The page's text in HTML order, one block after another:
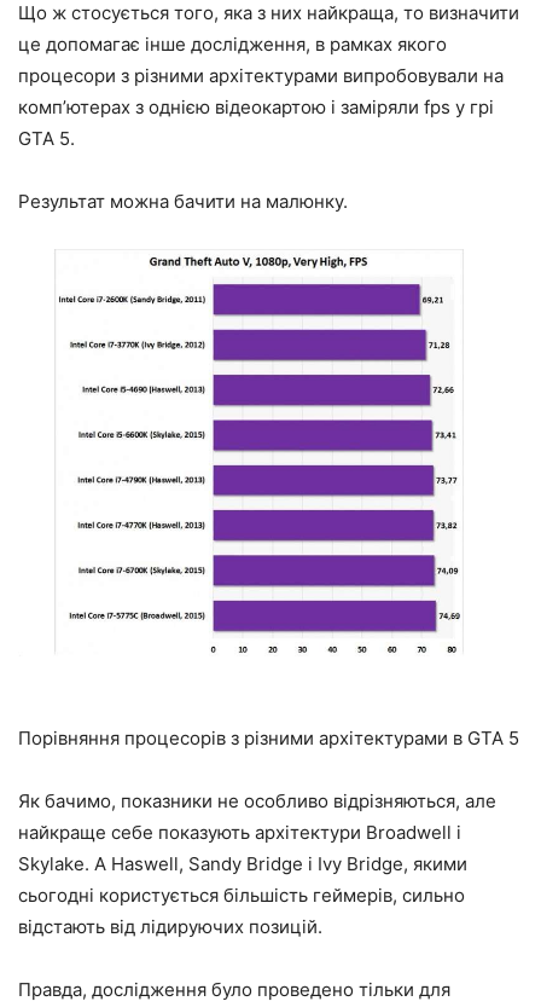
Що ж стосується того, яка з них найкраща, то визначити
це допомагає інше дослідження, в рамках якого
процесори з різними архітектурами випробовували на
комп’ютерах з однією відеокартою і заміряли fps у грі
GTA 5.
Результат можна бачити на малюнку.
Порівняння процесорів з різними архітектурами в GTA 5
Як бачимо, показники не особливо відрізняються, але
найкраще себе показують архітектури Broadwell і
Skylake. А Haswell, Sandy Bridge і Ivy Bridge, якими
сьогодні користується більшість геймерів, сильно
відстають від лідируючих позицій.
Правда, дослідження було проведено тільки для